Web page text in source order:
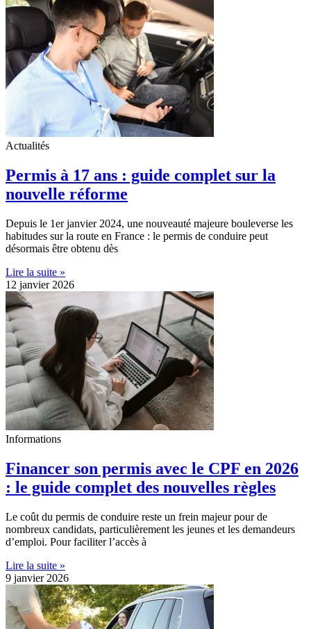
Actualités
Permis à 17 ans : guide complet sur la
nouvelle réforme
Depuis le 1er janvier 2024, une nouveauté majeure bouleverse les
habitudes sur la route en France : le permis de conduire peut
désormais être obtenu dès
Lire la suite »
12 janvier 2026
Informations
Financer son permis avec le CPF en 2026
: le guide complet des nouvelles règles
Le coût du permis de conduire reste un frein majeur pour de
nombreux candidats, particulièrement les jeunes et les demandeurs
d’emploi. Pour faciliter l’accès à
Lire la suite »
9 janvier 2026